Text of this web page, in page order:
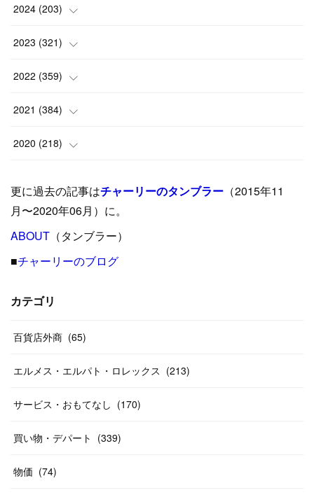
(1)
(8)
(6)
(9 )
( 5 )
( 15
(24)
(8 )
(17
(12)
2024 (203)
(24)
(10)
(18)
(17)
)
(12)
19)
(13
(14)
2023 (321)
(25)
(17)
(35)
(33 )
(26)
27)
(29
(24)
(26
2022 (359)
(42)
(37)
(31)
(31)
31
(26
(20)
(14
(46
2021 (384)
(9)
(39)
( 23)
40
(55
(38)
(20
(31
58)
10
2020 (218)
(24)
( 42)
(33
(46)
(20
更に過去の記事はチャーリーのタンブラー （2015年11
月〜2020年06月）に。
ABOUT （タンブラー）
■チャーリーのブログ
カテゴリ
百貨店外商 (65)
エルメス・エルパト・ロレックス (213)
サービス・おもてなし (170)
買い物・デパート (339)
物価 (74)